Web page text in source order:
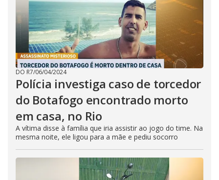
DO R7/06/04/2024
Polícia investiga caso de torcedor
do Botafogo encontrado morto
em casa, no Rio
A vítima disse à família que iria assistir ao jogo do time. Na
mesma noite, ele ligou para a mãe e pediu socorro